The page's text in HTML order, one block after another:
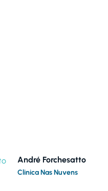
André Forchesatto
Clinica Nas Nuvens